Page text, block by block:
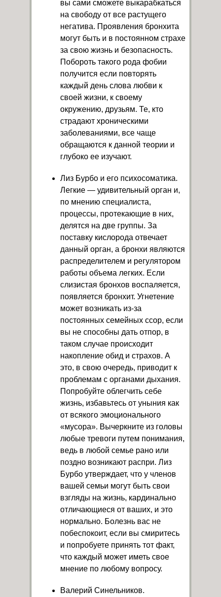
вы сами сможете выкарабкаться
на свободу от все растущего
негатива. Проявления бронхита
могут быть и в постоянном страхе
за свою жизнь и безопасность.
Побороть такого рода фобии
получится если повторять
каждый день слова любви к
своей жизни, к своему
окружению, друзьям. Те, кто
страдают хроническими
заболеваниями, все чаще
обращаются к данной теории и
глубоко ее изучают.
Лиз Бурбо и его психосоматика.
Легкие — удивительный орган и,
по мнению специалиста,
процессы, протекающие в них,
делятся на две группы. За
поставку кислорода отвечает
данный орган, а бронхи являются
распределителем и регулятором
работы объема легких. Если
слизистая бронхов воспаляется,
появляется бронхит. Угнетение
может возникать из-за
постоянных семейных ссор, если
вы не способны дать отпор, в
таком случае происходит
накопление обид и страхов. А
это, в свою очередь, приводит к
проблемам с органами дыхания.
Попробуйте облегчить себе
жизнь, избавьтесь от уныния как
от всякого эмоционального
«мусора». Вычеркните из головы
любые тревоги путем понимания,
ведь в любой семье рано или
поздно возникают распри. Лиз
Бурбо утверждает, что у членов
вашей семьи могут быть свои
взгляды на жизнь, кардинально
отличающиеся от ваших, и это
нормально. Болезнь вас не
побеспокоит, если вы смиритесь
и попробуете принять тот факт,
что каждый может иметь свое
мнение по любому вопросу.
Валерий Синельников.